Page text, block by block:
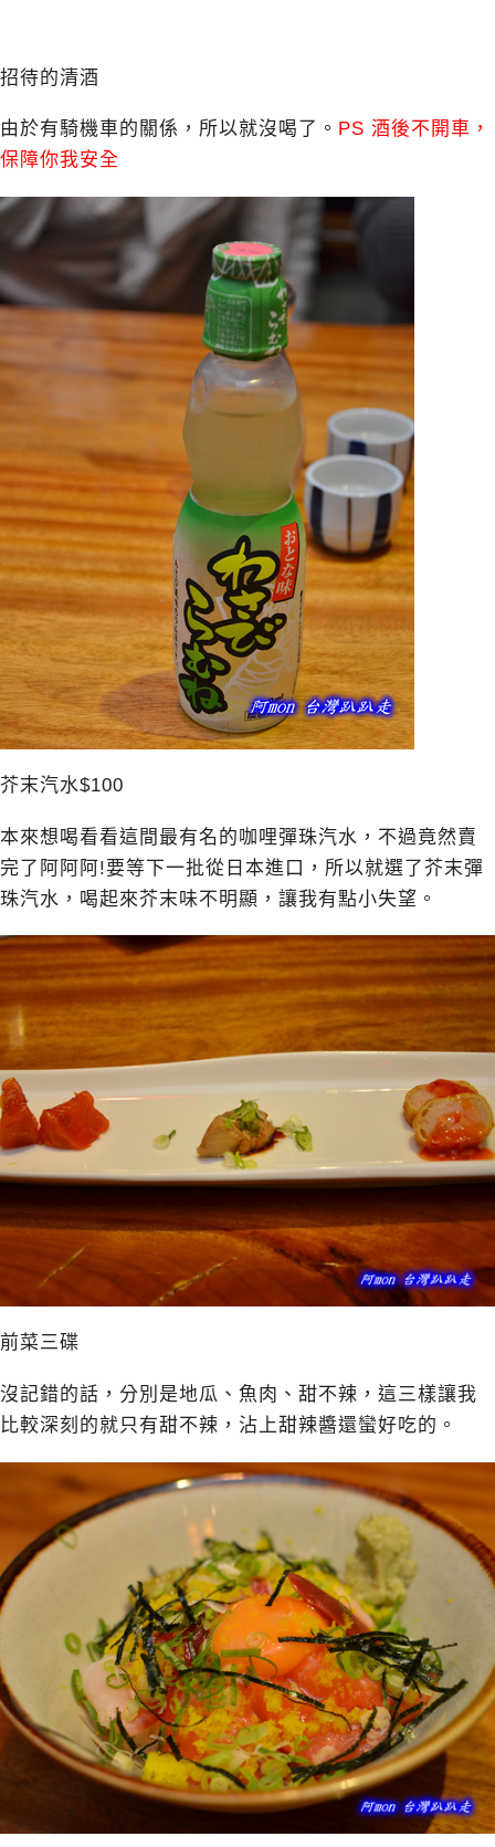
招待的清酒
由於有騎機車的關係，所以就沒喝了。 PS 酒後不開車，
保障你我安全
芥末汽水$100
本來想喝看看這間最有名的咖哩彈珠汽水，不過竟然賣
完了阿阿阿!要等下一批從日本進口，所以就選了芥末彈
珠汽水，喝起來芥末味不明顯，讓我有點小失望。
前菜三碟
沒記錯的話，分別是地瓜、魚肉、甜不辣，這三樣讓我
比較深刻的就只有甜不辣，沾上甜辣醬還蠻好吃的。